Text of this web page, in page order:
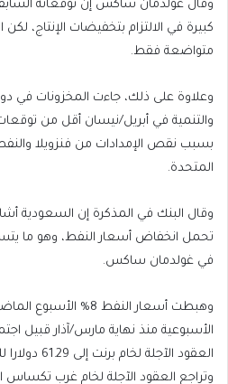
وقال غولدمان ساكس إن توقعاته
كبيرة في الالتزام بتخفيضات الإنتاج، لكن
متواضعة فقط.
وعلاوة على ذلك، جاءت المخزونات في
بسبب نقص الإمدادات من فنزويلا
المتحدة.
وقال البنك في المذكرة إن السعودية
تحمل انخفاض أسعار النفط، وهو ما
في غولدمان ساكس.
وهبطت أسعار النفط 8%
الأسبوعية منذ نهاية مارس/آذار قبيل
العقود